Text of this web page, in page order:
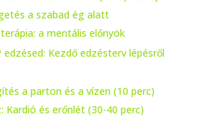
a szabad ég alatt
a mentális előnyök
edzésed: Kezdő edzésterv lépésről
a parton és a vízen (10 perc)
Kardió és erőnlét (30-40 perc)